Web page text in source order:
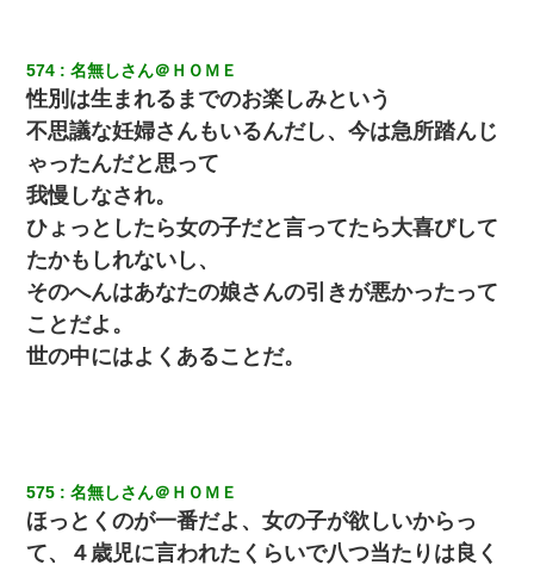
ホテルに泊まったんだけど従業員が最悪だった。折角の旅
行で何故私が怒鳴られなきゃいけなかったのだ
妻と同居し始めたときから、よく妻が「どこかで音漏れし
てない？音楽聞こえる」と言っていて…
俺「初対面でなに言ったか覚えてる？」嫁「臭いんだよ！
キモオタ？だっけ？」俺「だいたい合ってる。で、なんで
告白してきたの？」→
【悲報】嫁がワイのこと嫌いっぽいから単身赴任した結果
彼女との行為を録画した結果→衝撃の事実が判明したｗｗ
ｗｗｗｗ
574 名無しさん＠ＨＯＭＥ
性別は生まれるまでのお楽しみという
不思議な妊婦さんもいるんだし、今は急所踏んじ
ゃったんだと思って
我慢しなされ。
ひょっとしたら女の子だと言ってたら大喜びして
たかもしれないし、
そのへんはあなたの娘さんの引きが悪かったって
ことだよ。
世の中にはよくあることだ。
575 名無しさん＠ＨＯＭＥ
ほっとくのが一番だよ、女の子が欲しいからっ
て、４歳児に言われたくらいで八つ当たりは良く